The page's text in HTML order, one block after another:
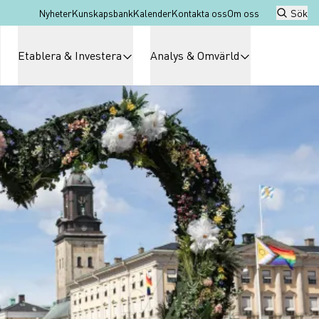
NyheterKunskapsbankKalenderKontakta ossOm oss Sök
Etablera & Investera Analys & Omvärld